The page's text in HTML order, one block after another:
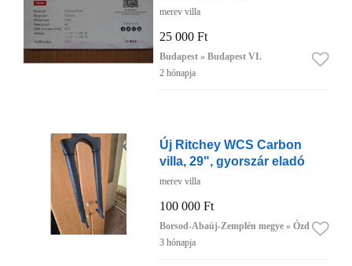
merev villa
25 000 Ft
Budapest » Budapest VI.
2 hónapja
Új Ritchey WCS Carbon
villa, 29", gyorszár eladó
merev villa
100 000 Ft
Borsod-Abaúj-Zemplén megye » Ózd
3 hónapja